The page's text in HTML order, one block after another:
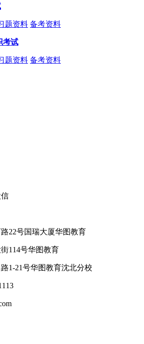
题资料 备考资料
考试
题资料 备考资料
22号国瑞大厦华图教育
114号华图教育
1-21号华图教育沈北分校